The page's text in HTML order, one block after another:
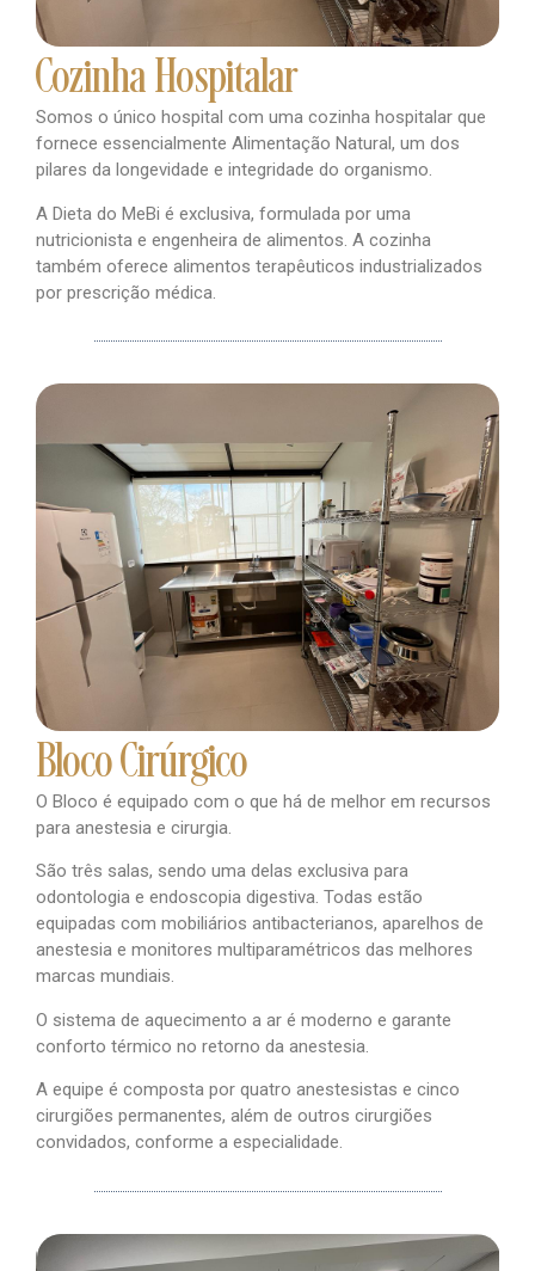
Cozinha Hospitalar
Somos o único hospital com uma cozinha hospitalar que
fornece essencialmente Alimentação Natural, um dos
pilares da longevidade e integridade do organismo.
A Dieta do MeBi é exclusiva, formulada por uma
nutricionista e engenheira de alimentos. A cozinha
também oferece alimentos terapêuticos industrializados
por prescrição médica.
Bloco Cirúrgico
O Bloco é equipado com o que há de melhor em recursos
para anestesia e cirurgia.
São três salas, sendo uma delas exclusiva para
odontologia e endoscopia digestiva. Todas estão
equipadas com mobiliários antibacterianos, aparelhos de
anestesia e monitores multiparamétricos das melhores
marcas mundiais.
O sistema de aquecimento a ar é moderno e garante
conforto térmico no retorno da anestesia.
A equipe é composta por quatro anestesistas e cinco
cirurgiões permanentes, além de outros cirurgiões
convidados, conforme a especialidade.